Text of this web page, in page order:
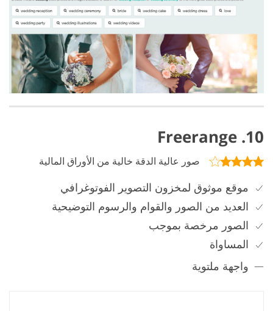
10. Freerange
صور عالية الدقة خالية من الأوراق المالية
موقع موثوق لمخزون التصوير الفوتوغرافي
العديد من الصور والقوام والرسوم التوضيحية
الصور مرخصة بموجب
المساواة
واجهة ملتوية